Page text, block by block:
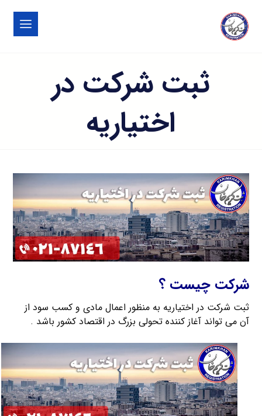
ثبت شرکت در
اختیاریه
شرکت چیست ؟
ثبت شرکت در اختیاریه به منظور اعمال مادی و کسب سود از
آن می تواند آغاز کننده تحولی بزرگ در اقتصاد کشور باشد .